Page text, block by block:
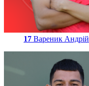
17 Вареник Андрій